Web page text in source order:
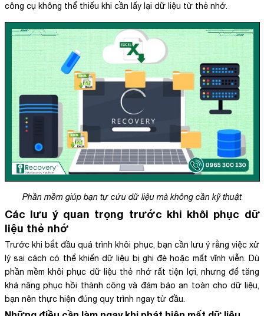
công cụ không thể thiếu khi cần lấy lại dữ liệu từ thẻ nhớ.
Phần mềm giúp bạn tự cứu dữ liệu mà không cần kỹ thuật
Các lưu ý quan trọng trước khi khôi phục dữ
liệu thẻ nhớ
Trước khi bắt đầu quá trình khôi phục, bạn cần lưu ý rằng việc xử
lý sai cách có thể khiến dữ liệu bị ghi đè hoặc mất vĩnh viễn. Dù
phần mềm khôi phục dữ liệu thẻ nhớ rất tiện lợi, nhưng để tăng
khả năng phục hồi thành công và đảm bảo an toàn cho dữ liệu,
bạn nên thực hiện đúng quy trình ngay từ đầu.